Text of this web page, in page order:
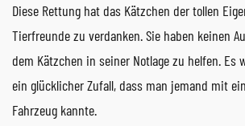
Diese Rettung hat das Kätzchen der tollen
Tierfreunde zu verdanken. Sie haben keinen
dem Kätzchen in seiner Notlage zu helfen. Es
ein glücklicher Zufall, dass man jemand mit
Fahrzeug kannte.